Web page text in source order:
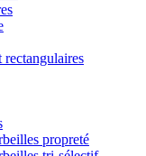
rectangulaires
propreté